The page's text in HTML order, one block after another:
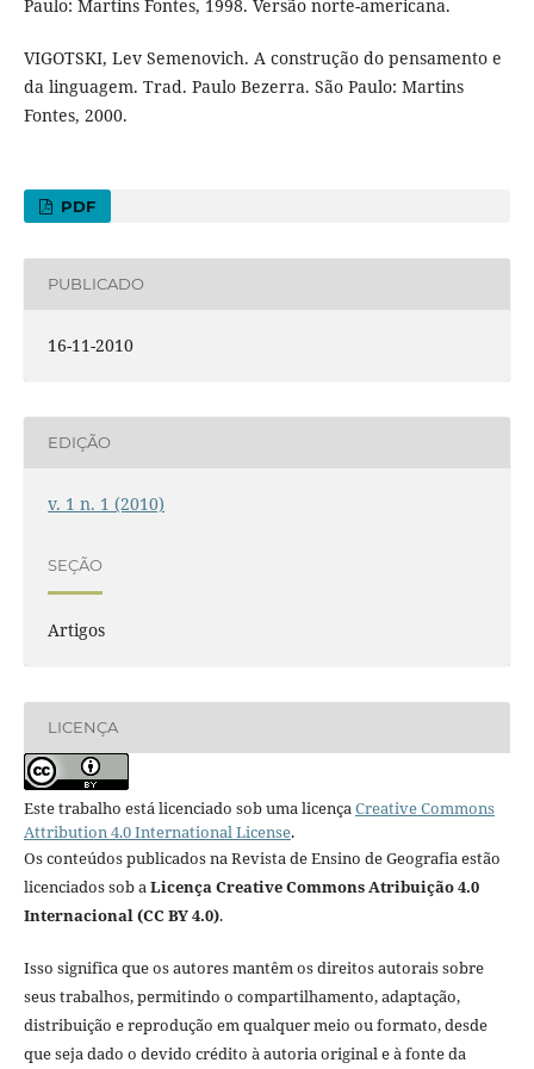
Paulo: Martins Fontes, 1998. Versão norte-americana.
VIGOTSKI, Lev Semenovich. A construção do pensamento e
da linguagem. Trad. Paulo Bezerra. São Paulo: Martins
Fontes, 2000.
PDF
PUBLICADO
16-11-2010
EDIÇÃO
v. 1 n. 1 (2010)
SEÇÃO
Artigos
LICENÇA
Este trabalho está licenciado sob uma licençaCreative Commons
Attribution 4.0 International License.
Os conteúdos publicados na Revista de Ensino de Geografia estão
licenciados sob aLicença Creative Commons Atribuição 4.0
Internacional (CC BY 4.0).
Isso significa que os autores mantêm os direitos autorais sobre
seus trabalhos, permitindo o compartilhamento, adaptação,
distribuição e reprodução em qualquer meio ou formato, desde
que seja dado o devido crédito à autoria original e à fonte da